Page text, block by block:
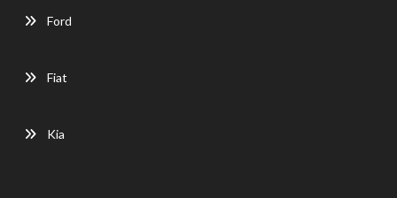
Ford
Fiat
Kia